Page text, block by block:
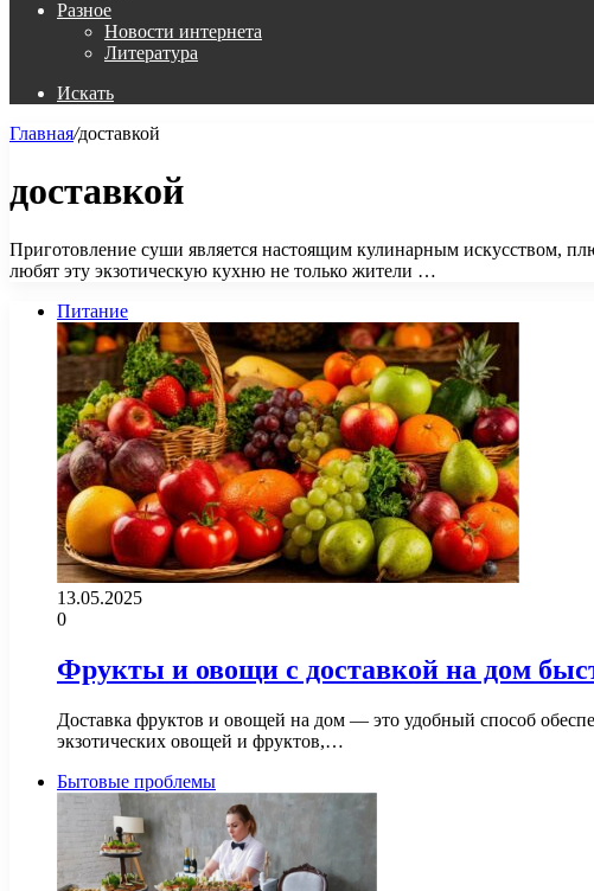
Разное
Новости интернета
Литература
Искать
Главная/доставкой
доставкой
Приготовление суши является настоящим кулинарным искусством,
любят эту экзотическую кухню не только жители …
Питание
13.05.2025
0
Фрукты и овощи с доставкой на дом
Доставка фруктов и овощей на дом — это удобный способ
экзотических овощей и фруктов,…
Бытовые проблемы